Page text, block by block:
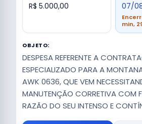
R$ 5.000,00 07/
min,
OBJETO:
DESPESA REFERENTE A
ESPECIALIZADO PARA A
AWK 0636, QUE VEM
MANUTENÇÃO CORRETIVA COM
RAZÃO DO SEU INTENSO E